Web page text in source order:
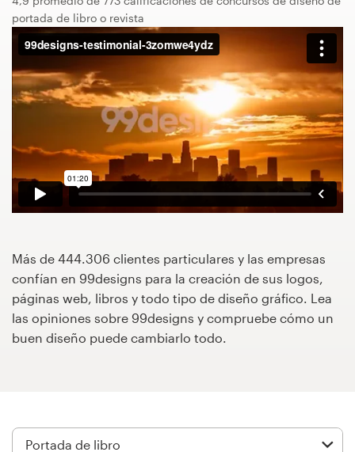
portada de libro o revista
Más de 444.306 clientes particulares y las empresas
confían en 99designs para la creación de sus logos,
páginas web, libros y todo tipo de diseño gráfico. Lea
las opiniones sobre 99designs y compruebe cómo un
buen diseño puede cambiarlo todo.
Servicios
diseño
Concursos de diseño
Proyectos 1-1
Encontrar un diseñador
99designs Studio
99designs Pro
diseño